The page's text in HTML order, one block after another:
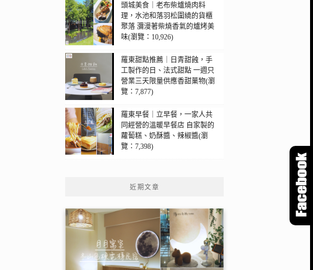
頭城美食｜老布柴爐燒肉料
理，水池和落羽松圍繞的貨櫃
聚落 瀰漫著柴燒香氣的爐烤美
味(瀏覽：10,926)
羅東甜點推薦｜日青甜蝕，手
工製作的日、法式甜點 一週只
營業三天限量供應香甜菓物(瀏
覽：7,877)
羅東早餐｜立早餐，一家人共
同經營的溫暖早餐店 自家製的
蘿蔔糕、奶酥醬、辣椒醬(瀏
覽：7,398)
近期文章